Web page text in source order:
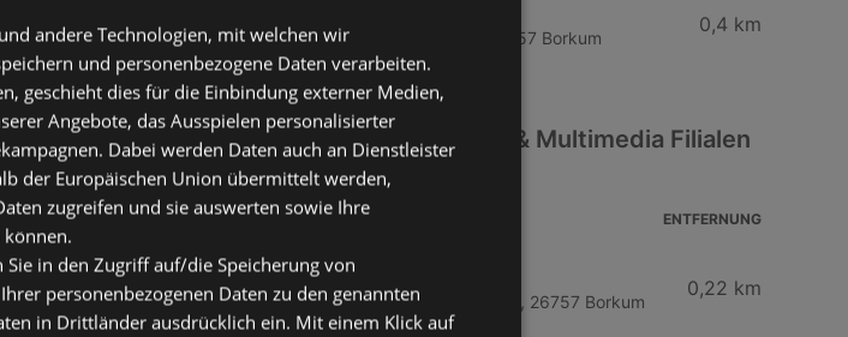
Bismarckstraße 28, 26757 Borkum
0,4 km
Weitere Elektro & Multimedia Filialen
in der Nähe
ADRESSE ENTFERNUNG
Brasserie
Franz-Habich-Straße 18, 26757 Borkum
0,22 km
andere Technologien, mit welchen wir
und personenbezogene Daten verarbeiten.
geschieht dies für die Einbindung externer Medien,
Angebote, das Ausspielen personalisierter
Dabei werden Daten auch an Dienstleister
der Europäischen Union übermittelt werden,
zugreifen und sie auswerten sowie Ihre
in den Zugriff auf/die Speicherung von
personenbezogenen Daten zu den genannten
in Drittländer ausdrücklich ein. Mit einem Klick auf